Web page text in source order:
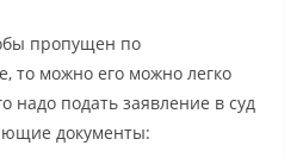
пропущен по
то можно его можно легко
надо подать заявление в суд
документы: